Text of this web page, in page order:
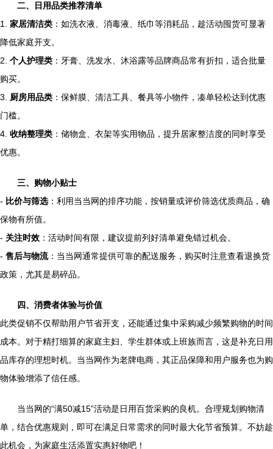
二、日用品类推荐清单
1. 家居清洁类 ：如洗衣液、消毒液、纸巾等消耗品，趁活动囤货可显著
降低家庭开支。
2. 个人护理类 ：牙膏、洗发水、沐浴露等品牌商品常有折扣，适合批量
购买。
3. 厨房用品类 ：保鲜膜、清洁工具、餐具等小物件，凑单轻松达到优惠
门槛。
4. 收纳整理类 ：储物盒、衣架等实用物品，提升居家整洁度的同时享受
优惠。
三、购物小贴士
- 比价与筛选：利用当当网的排序功能，按销量或评价筛选优质商品，确
保物有所值。
- 关注时效 ：活动时间有限，建议提前列好清单避免错过机会。
- 售后与物流：当当网通常提供可靠的配送服务，购买时注意查看退换货
政策，尤其是易碎品。
四、消费者体验与价值
此类促销不仅帮助用户节省开支，还能通过集中采购减少频繁购物的时间
成本。对于精打细算的家庭主妇、学生群体或上班族而言，这是补充日用
品库存的理想时机。当当网作为老牌电商，其正品保障和用户服务也为购
物体验增添了信任感。
当当网的“满50减15”活动是日用百货采购的良机。合理规划购物清
单，结合优惠规则，即可在满足日常需求的同时最大化节省预算。不妨趁
此机会，为家庭生活添置实惠好物吧！